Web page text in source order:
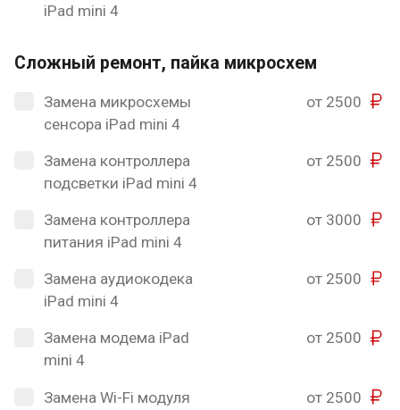
iPad mini 4
Сложный ремонт, пайка микросхем
Замена микросхемы
сенсора iPad mini 4
от 2500
Замена контроллера
подсветки iPad mini 4
от 2500
Замена контроллера
питания iPad mini 4
от 3000
Замена аудиокодека
iPad mini 4
от 2500
Замена модема iPad
mini 4
от 2500
Замена Wi-Fi модуля
от 2500